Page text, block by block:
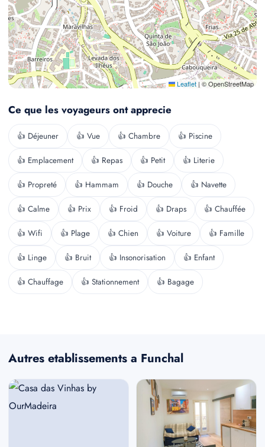
Leaflet | © OpenStreetMap
Ce que les voyageurs ont apprecie
👍 Déjeuner 👍 Vue 👍 Chambre 👍 Piscine
👍 Emplacement 👍 Repas 👍 Petit 👍 Literie
👍 Propreté 👍 Hammam 👍 Douche 👍 Navette
👍 Calme 👍 Prix 👍 Froid 👍 Draps 👍 Chauffée
👍 Wifi 👍 Plage 👍 Chien 👍 Voiture 👍 Famille
👍 Linge 👍 Bruit 👍 Insonorisation 👍 Enfant
👍 Chauffage 👍 Stationnement 👍 Bagage
Autres etablissements a Funchal